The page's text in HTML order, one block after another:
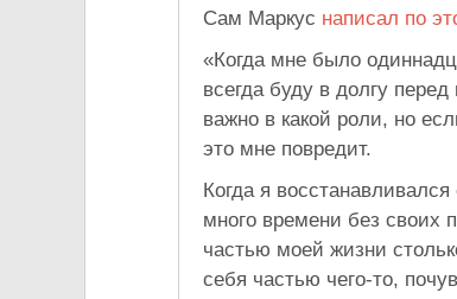
Сам Маркус написал по
«Когда мне было
всегда буду в долгу
важно в какой роли, но
это мне повредит.
Когда я
много времени без своих
частью моей жизни
себя частью чего-то,